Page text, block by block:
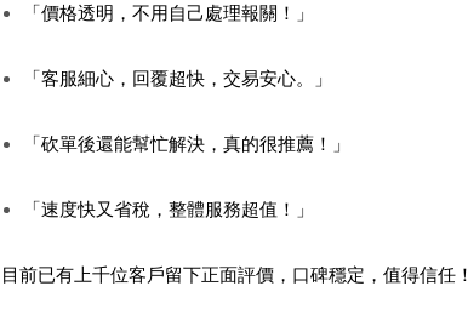
「價格透明，不用自己處理報關！」
「客服細心，回覆超快，交易安心。」
「砍單後還能幫忙解決，真的很推薦！」
「速度快又省稅，整體服務超值！」
目前已有上千位客戶留下正面評價，口碑穩定，值得信任！